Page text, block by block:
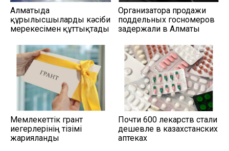
Алматыда
құрылысшыларды кәсіби
мерекесімен құттықтады
Организатора продажи
поддельных госномеров
задержали в Алматы
Мемлекеттік грант
иегерлерінің тізімі
жарияланды
Почти 600 лекарств стали
дешевле в казахстанских
аптеках